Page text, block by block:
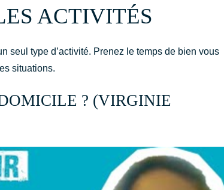
ACTIVITÉS
seul type d’activité. Prenez le temps de bien vous
situations.
? (VIRGINIE